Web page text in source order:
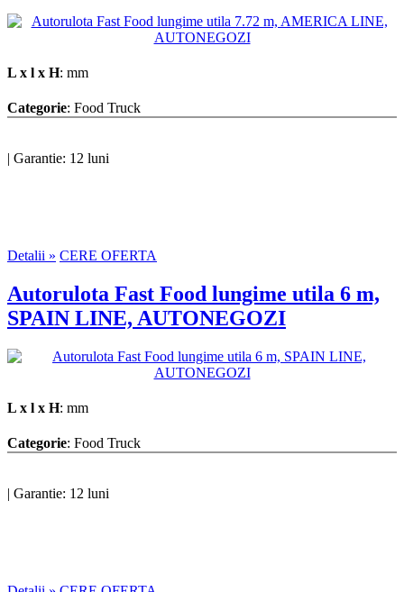
L x l x H: mm
Categorie: Food Truck
| Garantie: 12 luni
Detalii » CERE OFERTA
Autorulota Fast Food lungime utila 6 m,
SPAIN LINE, AUTONEGOZI
L x l x H: mm
Categorie: Food Truck
| Garantie: 12 luni